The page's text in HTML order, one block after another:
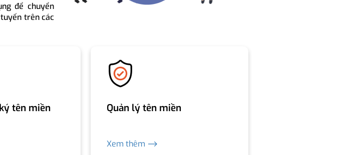
để chuyển
trên các
tên miền
Quản lý tên miền
Xem thêm ⟶